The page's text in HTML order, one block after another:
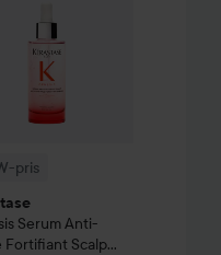
pris
Serum Anti-
Fortifiant Scalp